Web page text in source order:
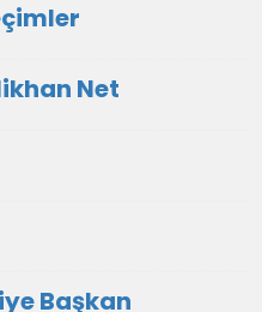
Net
Başkan